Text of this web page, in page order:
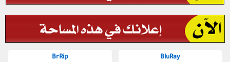
BluRay
BrRip